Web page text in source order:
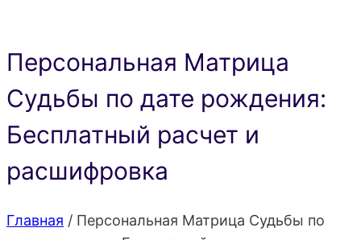
Персональная Матрица
Судьбы по дате рождения:
Бесплатный расчет и
расшифровка
Главная / Персональная Матрица Судьбы по